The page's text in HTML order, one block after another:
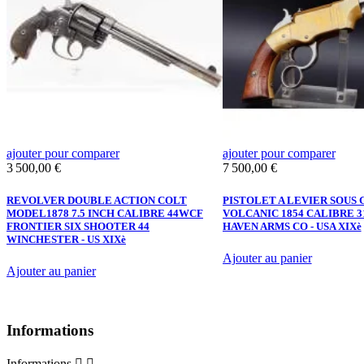
ajouter pour comparer
Prix
3 500,00 €
REVOLVER DOUBLE ACTION COLT
MODEL1878 7.5 INCH CALIBRE 44WCF
FRONTIER SIX SHOOTER 44
WINCHESTER - US XIXè
Ajouter au panier
ajouter pour comparer
Prix
7 500,00 €
PISTOLET A LEVIER SOUS
VOLCANIC 1854 CALIBRE
HAVEN ARMS CO - USA XIXè
Ajouter au panier
Informations